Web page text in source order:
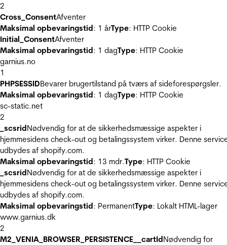
2
Cross_ConsentAfventer
Maksimal opbevaringstid: 1 årType: HTTP Cookie
Initial_ConsentAfventer
Maksimal opbevaringstid: 1 dagType: HTTP Cookie
garnius.no
1
PHPSESSIDBevarer brugertilstand på tværs af sideforespørgsler.
Maksimal opbevaringstid: 1 dagType: HTTP Cookie
sc-static.net
2
_scsridNødvendig for at de sikkerhedsmæssige aspekter i
hjemmesidens check-out og betalingssystem virker. Denne
udbydes af shopify.com.
Maksimal opbevaringstid: 13 mdr.Type: HTTP Cookie
_scsridNødvendig for at de sikkerhedsmæssige aspekter i
hjemmesidens check-out og betalingssystem virker. Denne
udbydes af shopify.com.
Maksimal opbevaringstid: PermanentType: Lokalt HTML-lager
www.garnius.dk
2
M2_VENIA_BROWSER_PERSISTENCE__cartIdNødvendig for